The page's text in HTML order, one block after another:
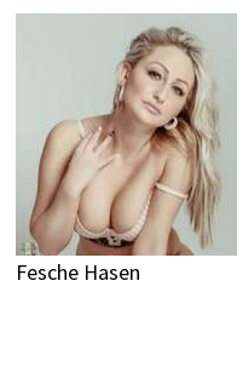
Fesche Hasen